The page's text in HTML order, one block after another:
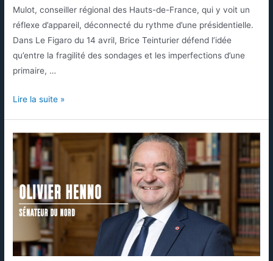
Mulot, conseiller régional des Hauts-de-France, qui y voit un
réflexe d’appareil, déconnecté du rythme d’une présidentielle.
Dans Le Figaro du 14 avril, Brice Teinturier défend l’idée
qu’entre la fragilité des sondages et les imperfections d’une
primaire, …
Lire la suite »